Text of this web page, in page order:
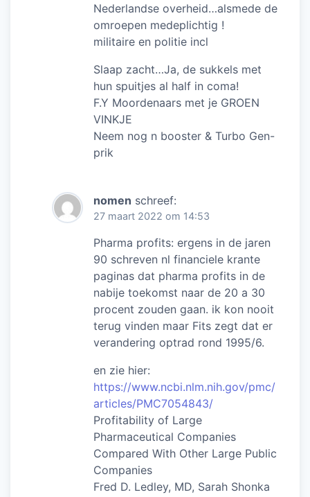
Nederlandse overheid…alsmede de
omroepen medeplichtig !
militaire en politie incl
Slaap zacht…Ja, de sukkels met
hun spuitjes al half in coma!
F.Y Moordenaars met je GROEN
VINKJE
Neem nog n booster & Turbo Gen-
prik
nomen schreef:
27 maart 2022 om 14:53
Pharma profits: ergens in de jaren
90 schreven nl financiele krante
paginas dat pharma profits in de
nabije toekomst naar de 20 a 30
procent zouden gaan. ik kon nooit
terug vinden maar Fits zegt dat er
verandering optrad rond 1995/6.
en zie hier:
https://www.ncbi.nlm.nih.gov/pmc/
articles/PMC7054843/
Profitability of Large
Pharmaceutical Companies
Compared With Other Large Public
Companies
Fred D. Ledley, MD, Sarah Shonka